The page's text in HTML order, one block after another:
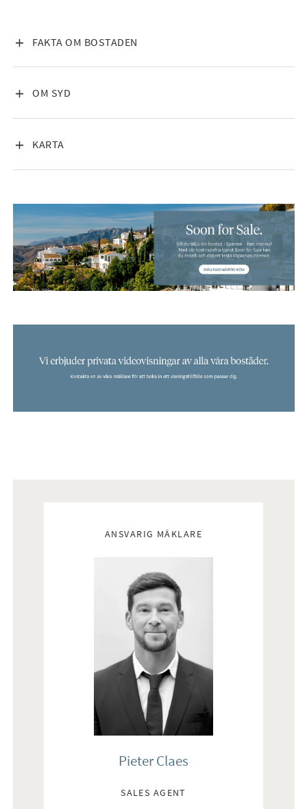
ytterligare trygghet och bekvämlighet.
fastigheten en perfekt kombination av avskildhet, natur och
bekvämlighet. Ses Salines är känt för sin genuina charm, sina
vackraste stränder, bland annat Es Trenc och Cala Llombards.
Detta är en unik möjlighet att förvärva en nybyggd lyxvilla i ett
långt framskridet byggskede, med möjlighet att följa
projektets sista steg och uppleva den omsorg och kvalitet
som präglar varje detalj.
FAKTA OM BOSTADEN
VISA INNEHÅLL
OM SYD
VISA INNEHÅLL
KARTA
VISA INNEHÅLL
ANSVARIG MÄKLARE
Pieter Claes
SALES AGENT